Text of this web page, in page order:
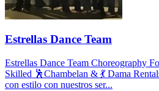
Estrellas Dance Team
Estrellas Dance Team Choreography
Skilled 🕺Chambelan & 💃 Dama
con estilo con nuestros ser...